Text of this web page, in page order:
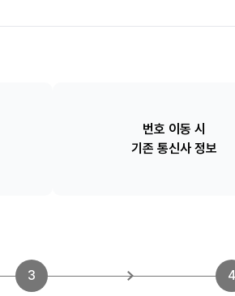
번호 이동 시
기존 통신사 정보
3 4